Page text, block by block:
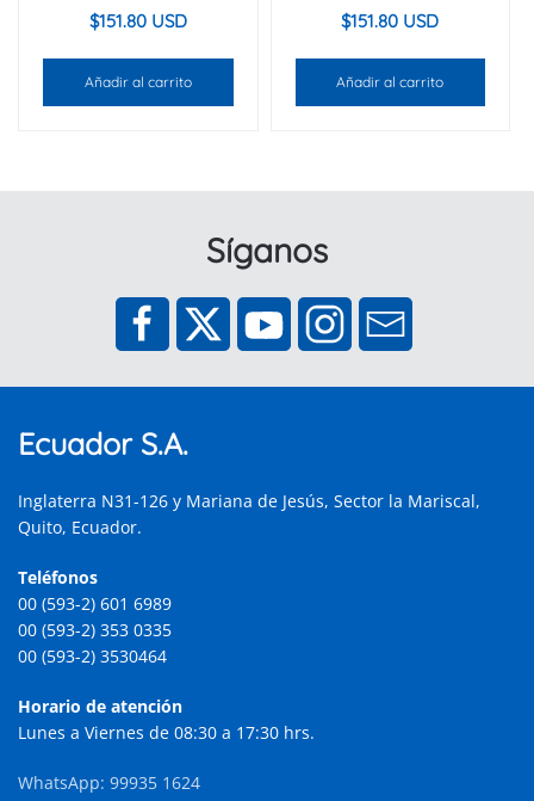
$151.80 USD
Añadir al carrito
$151.80 USD
Añadir al carrito
Síganos
Ecuador S.A.
Inglaterra N31-126 y Mariana de Jesús, Sector la Mariscal,
Quito, Ecuador.
Teléfonos
00 (593-2) 601 6989
00 (593-2) 353 0335
00 (593-2) 3530464
Horario de atención
Lunes a Viernes de 08:30 a 17:30 hrs.
WhatsApp: 99935 1624